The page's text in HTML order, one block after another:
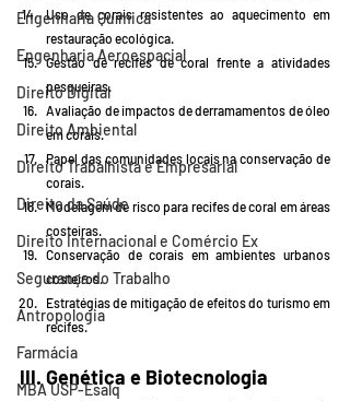
Engenharia Química
Engenharia Aeroespacial
Direito Digital
Direito Ambiental
Direito Trabalhista e Empresarial
Direito da Saúde
Direito Internacional e Comércio Ex
Segurança do Trabalho
Antropologia
Farmácia
MBA USP-Esalq
Uso de corais resistentes ao aquecimento em
restauração ecológica.
Gestão de recifes de coral frente a atividades
pesqueiras.
Avaliação de impactos de derramamentos de óleo
em corais.
Papel das comunidades locais na conservação de
corais.
Modelagem de risco para recifes de coral em áreas
costeiras.
Conservação de corais em ambientes urbanos
costeiros.
Estratégias de mitigação de efeitos do turismo em
recifes.
III. Genética e Biotecnologia